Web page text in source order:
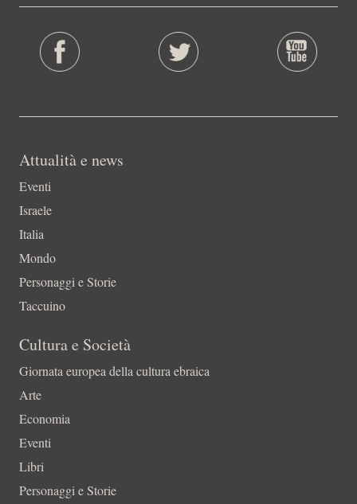
Attualità e news
Eventi
Israele
Italia
Mondo
Personaggi e Storie
Taccuino
Cultura e Società
Giornata europea della cultura ebraica
Arte
Economia
Eventi
Libri
Personaggi e Storie